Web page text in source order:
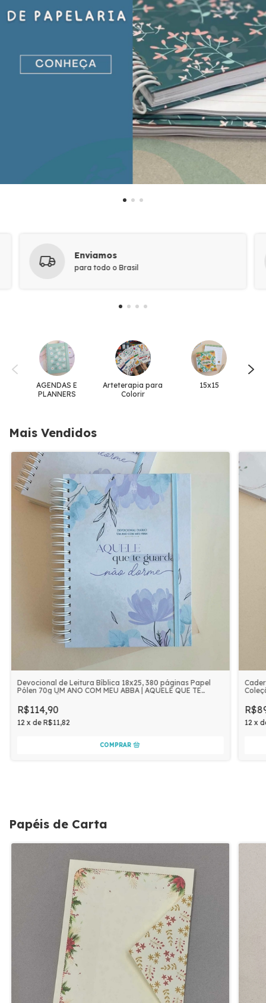
Enviamos
para todo o Brasil
AGENDAS E
PLANNERS
Arteterapia para
Colorir
15x15
Mais Vendidos
Devocional de Leitura Bíblica 18x25, 380 páginas Papel
Pólen 70g UM ANO COM MEU ABBA | AQUELE QUE TE
R$114,90
12 x de R$11,82 12 x
Papéis de Carta